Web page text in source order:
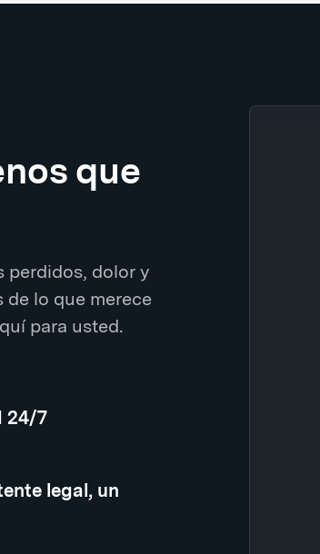
que
perdidos, dolor y
lo que merece
para usted.
24/7
legal, un